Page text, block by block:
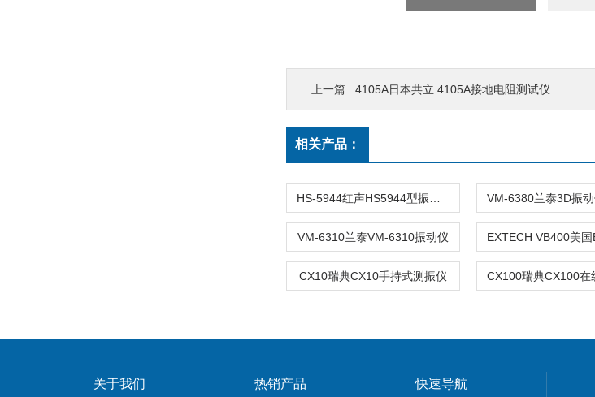
上一篇 : 4105A日本共立 4105A接地电阻测试仪
相关产品：
VM-6310兰泰VM-6310振动仪
CX10瑞典CX10手持式测振仪
关于我们 热销产品 快速导航